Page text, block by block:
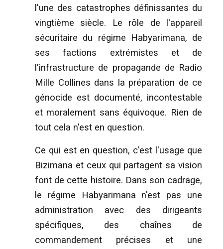
l'une des catastrophes définissantes du
vingtième siècle. Le rôle de l'appareil
sécuritaire du régime Habyarimana, de
ses factions extrémistes et de
l'infrastructure de propagande de Radio
Mille Collines dans la préparation de ce
génocide est documenté, incontestable
et moralement sans équivoque. Rien de
tout cela n'est en question.
Ce qui est en question, c'est l'usage que
Bizimana et ceux qui partagent sa vision
font de cette histoire. Dans son cadrage,
le régime Habyarimana n'est pas une
administration avec des dirigeants
spécifiques, des chaînes de
commandement précises et une